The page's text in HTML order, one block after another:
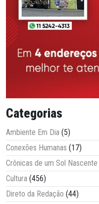
Categorias
Ambiente Em Dia (5)
Conexões Humanas (17)
Crônicas de um Sol Nascente
Cultura (456)
Direto da Redação (44)